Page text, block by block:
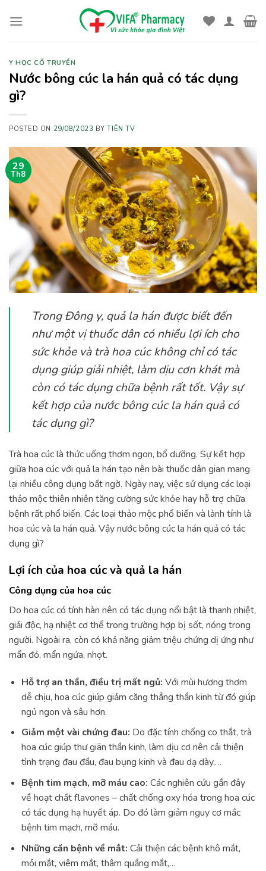
Y HỌC CỔ TRUYỀN
Nước bông cúc la hán quả có tác dụng
gì?
POSTED ON 29/08/2023 BYTIÊN TV
29
Th8
Trong Đông y, quả la hán được biết đến
như một vị thuốc dân có nhiều lợi ích cho
sức khỏe và trà hoa cúc không chỉ có tác
dụng giúp giải nhiệt, làm dịu cơn khát mà
còn có tác dụng chữa bệnh rất tốt. Vậy sự
kết hợp của nước bông cúc la hán quả có
tác dụng gì?
Trà hoa cúc là thức uống thơm ngon, bổ dưỡng. Sự kết hợp
giữa hoa cúc với quả la hán tạo nên bài thuốc dân gian mang
lại nhiều công dụng bất ngờ. Ngày nay, việc sử dụng các loại
thảo mộc thiên nhiên tăng cường sức khỏe hay hỗ trợ chữa
bệnh rất phổ biến. Các loại thảo mộc phổ biến và lành tính là
hoa cúc và la hán quả. Vậy nước bông cúc la hán quả có tác
dụng gì?
Lợi ích của hoa cúc và quả la hán
Công dụng của hoa cúc
Do hoa cúc có tính hàn nên có tác dụng nổi bật là thanh nhiệt,
giải độc, hạ nhiệt cơ thể trong trường hợp bị sốt, nóng trong
người. Ngoài ra, còn có khả năng giảm triệu chứng dị ứng như
mẩn đỏ, mẩn ngứa, nhọt.
Hỗ trợ an thần, điều trị mất ngủ: Với mùi hương thơm
dễ chịu, hoa cúc giúp giảm căng thẳng thần kinh từ đó giúp
ngủ ngon và sâu hơn.
Giảm một vài chứng đau: Do đặc tính chống co thắt, trà
hoa cúc giúp thư giãn thần kinh, làm dịu cơ nên cải thiện
tình trạng đau đầu, đau bụng kinh và đau dạ dày,…
Bệnh tim mạch, mỡ máu cao: Các nghiên cứu gần đây
về hoạt chất flavones – chất chống oxy hóa trong hoa cúc
có tác dụng hạ huyết áp. Do đó làm giảm nguy cơ mắc
bệnh tim mạch, mỡ máu.
Những căn bệnh về mắt: Cải thiện các bệnh khô mắt,
mỏi mắt, viêm mắt, thâm quầng mắt,…